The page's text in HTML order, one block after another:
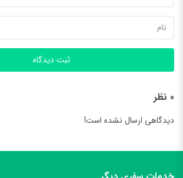
ثبت دیدگاه